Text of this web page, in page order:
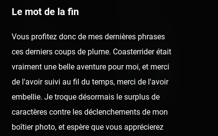
Contact us
Acknowledgements
The Coasterrider Museum
Legal information
Privacy policy
Dark/light mode
Le mot de la fin
Vous profitez donc de mes dernières phrases
ces derniers coups de plume. Coasterrider était
vraiment une belle aventure pour moi, et merci
de l'avoir suivi au fil du temps, merci de l'avoir
embellie. Je troque désormais le surplus de
caractères contre les déclenchements de mon
boîtier photo, et espère que vous apprécierez